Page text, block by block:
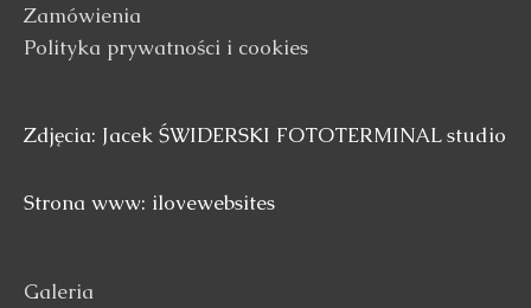
Zamówienia
Polityka prywatności i cookies
Zdjęcia: Jacek ŚWIDERSKI FOTOTERMINAL studio
Strona www: ilovewebsites
Galeria